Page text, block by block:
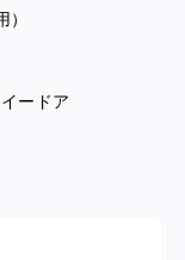
ードア